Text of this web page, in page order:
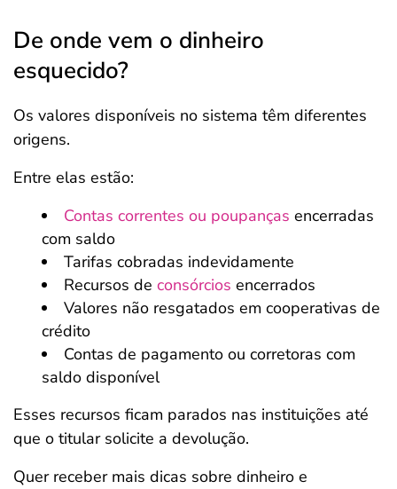
De onde vem o dinheiro
esquecido?
Os valores disponíveis no sistema têm diferentes
origens.
Entre elas estão:
Contas correntes ou poupanças encerradas
com saldo
Tarifas cobradas indevidamente
Recursos de consórcios encerrados
Valores não resgatados em cooperativas de
crédito
Contas de pagamento ou corretoras com
saldo disponível
Esses recursos ficam parados nas instituições até
que o titular solicite a devolução.
Quer receber mais dicas sobre dinheiro e